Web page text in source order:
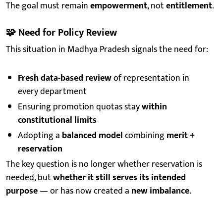
The goal must remainempowerment, notentitlement.
🧩Need for Policy Review
This situation in Madhya Pradesh signals the need for:
Fresh data-based reviewof representation in
every department
Ensuring promotion quotas staywithin
constitutional limits
Adopting a balanced modelcombiningmerit +
reservation
The key question is no longer whether reservation is
needed, butwhether it still serves its intended
purpose— or has now created a new imbalance.